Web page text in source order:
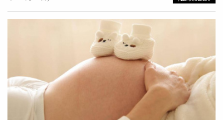
（化名）過去時常會邀請父親出門聚餐，也一直認為父親的
生活過得舒適，直到最近父親頻繁拒絕與她吃飯，更常在電
話裡以「午餐吃很飽，晚餐不用吃了」、「今晚吃麵包就夠
了」為理由不出門。不僅如此，香織發現父親身形比半年前
瘦了一大圈，讓她感到相當擔心，立即趕到老家探望，卻發
現冰箱裡只有吐司、雞蛋、豆腐和一些特價實品，父親卻說
現在魚、肉太貴了，不是每天都一定要吃到。報導指出，其
實修一雖然有退休金以及600萬日圓存款，但每個月仍要支
出大樓管理費、水電費、修繕費、通訊費等等費用約5.5萬
圓（約新台幣1.1萬元），加上自身有慢性病，每月都要花